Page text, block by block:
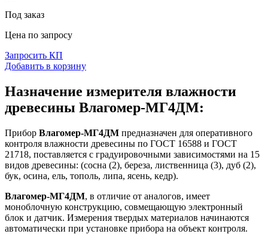
Под заказ
Цена по запросу
Запросить КП
Добавить в корзину
Назначение измерителя влажности
древесины Влагомер-МГ4ДМ:
Прибор Влагомер-МГ4ДМ предназначен для оперативного
контроля влажности древесины по ГОСТ 16588 и ГОСТ
21718, поставляется с градуировочными зависимостями на 15
видов древесины: (сосна (2), береза, лиственница (3), дуб (2),
бук, осина, ель, тополь, липа, ясень, кедр).
Влагомер-МГ4ДМ, в отличие от аналогов, имеет
моноблочную конструкцию, совмещающую электронный
блок и датчик. Измерения твердых материалов начинаются
автоматически при установке прибора на объект контроля.